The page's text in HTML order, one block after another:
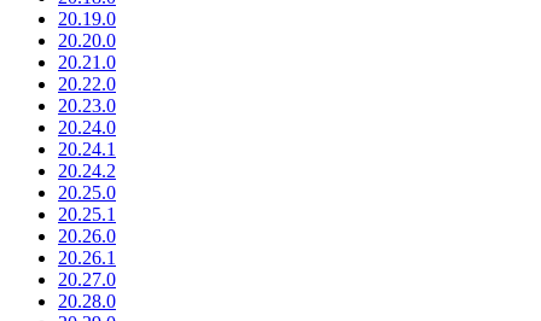
20.19.0
20.20.0
20.21.0
20.22.0
20.23.0
20.24.0
20.24.1
20.24.2
20.25.0
20.25.1
20.26.0
20.26.1
20.27.0
20.28.0